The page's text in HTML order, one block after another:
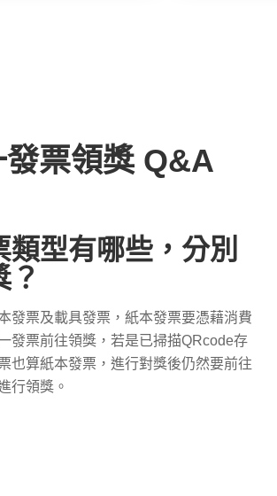
發票領獎 Q&A
類型有哪些，分別
？
發票及載具發票，紙本發票要憑藉消費
發票前往領獎，若是已掃描QRcode存
也算紙本發票，進行對獎後仍然要前往
行領獎。